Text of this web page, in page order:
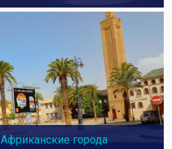
Африканские города